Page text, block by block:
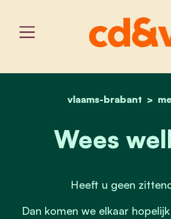
home
vlaams-brabant
Wees
Heeft u geen
Dan komen we elkaar